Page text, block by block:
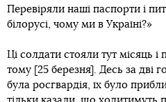
Перевіряли наші паспорти і
білорусі, чому ми в Україні?»
Ці солдати стояли тут місяць
тому [25 березня]. Десь за дві
була росгвардія, їх було